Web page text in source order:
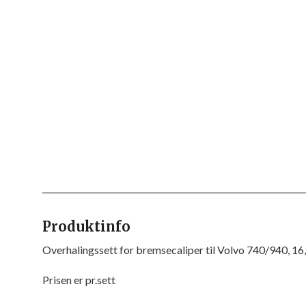
Produktinfo
Overhalingssett for bremsecaliper til Volvo 740/940,
Prisen er pr.sett